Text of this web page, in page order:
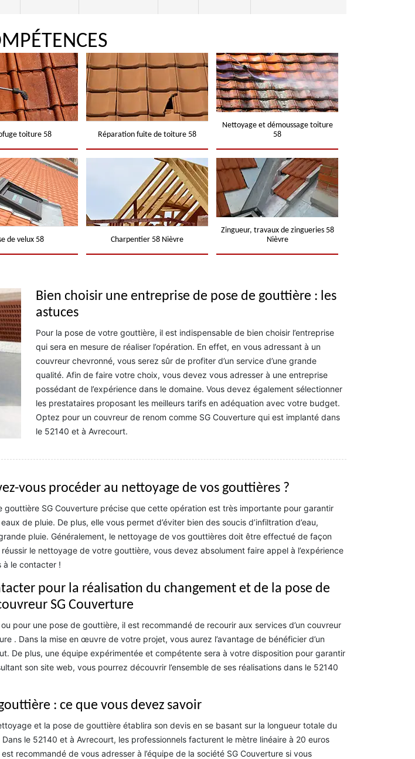
toiture 58 Réparation fuite de toiture 58
Nettoyage et démoussage toiture
58
de velux 58 Charpentier 58 Nièvre
Zingueur, travaux de zingueries 58
Nièvre
Bien choisir une entreprise de pose de gouttière : les
astuces
Pour la pose de votre gouttière, il est indispensable de bien choisir l’entreprise
qui sera en mesure de réaliser l’opération. En effet, en vous adressant à un
couvreur chevronné, vous serez sûr de profiter d’un service d’une grande
qualité. Afin de faire votre choix, vous devez vous adresser à une entreprise
possédant de l’expérience dans le domaine. Vous devez également sélectionner
les prestataires proposant les meilleurs tarifs en adéquation avec votre budget.
Optez pour un couvreur de renom comme SG Couverture qui est implanté dans
le 52140 et à Avrecourt.
vous procéder au nettoyage de vos gouttières ?
gouttière SG Couverture précise que cette opération est très importante pour garantir
de pluie. De plus, elle vous permet d’éviter bien des soucis d’infiltration d’eau,
pluie. Généralement, le nettoyage de vos gouttières doit être effectué de façon
le nettoyage de votre gouttière, vous devez absolument faire appel à l’expérience
à le contacter !
pour la réalisation du changement et de la pose de
SG Couverture
pour une pose de gouttière, il est recommandé de recourir aux services d’un couvreur
. Dans la mise en œuvre de votre projet, vous aurez l’avantage de bénéficier d’un
De plus, une équipe expérimentée et compétente sera à votre disposition pour garantir
son site web, vous pourrez découvrir l’ensemble de ses réalisations dans le 52140
: ce que vous devez savoir
et la pose de gouttière établira son devis en se basant sur la longueur totale du
le 52140 et à Avrecourt, les professionnels facturent le mètre linéaire à 20 euros
recommandé de vous adresser à l’équipe de la société SG Couverture si vous